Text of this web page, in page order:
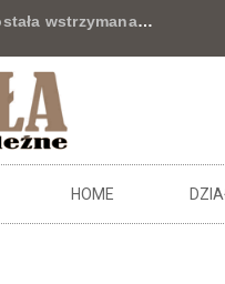
wstrzymana…
HOME